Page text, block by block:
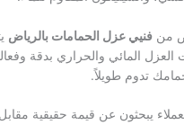
منفنيي عزل الحمامات بالرياض
العزل المائي والحراري بدقة
تدوم طويلاً.
يبحثون عن قيمة حقيقية